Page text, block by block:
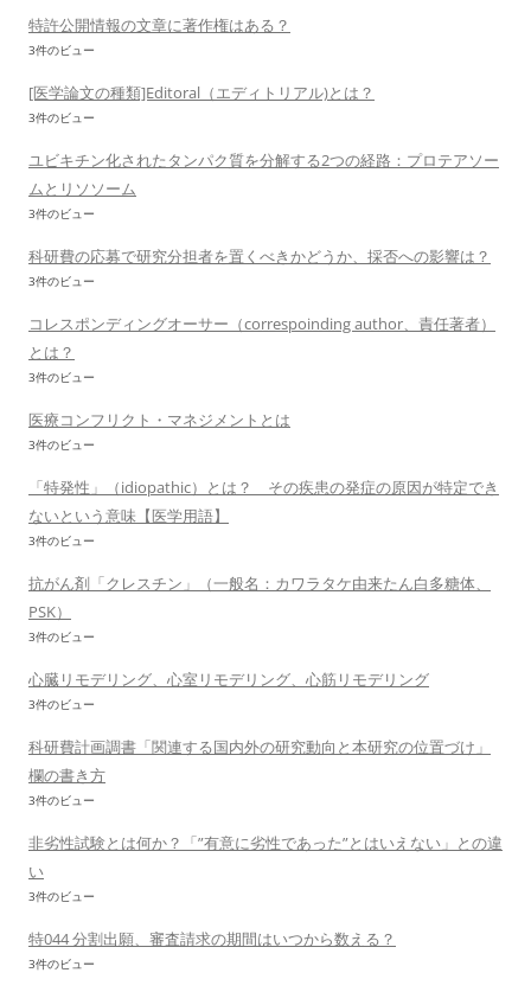
特許公開情報の文章に著作権はある？
3件のビュー
[医学論文の種類]Editoral（エディトリアル)とは？
3件のビュー
ユビキチン化されたタンパク質を分解する2つの経路：プロテアソー
ムとリソソーム
3件のビュー
科研費の応募で研究分担者を置くべきかどうか、採否への影響は？
3件のビュー
コレスポンディングオーサー（correspoinding author、責任著者）
とは？
3件のビュー
医療コンフリクト・マネジメントとは
3件のビュー
「特発性」（idiopathic）とは？ その疾患の発症の原因が特定でき
ないという意味【医学用語】
3件のビュー
抗がん剤「クレスチン」（一般名：カワラタケ由来たん白多糖体、
PSK）
3件のビュー
心臓リモデリング、心室リモデリング、心筋リモデリング
3件のビュー
科研費計画調書「関連する国内外の研究動向と本研究の位置づけ」
欄の書き方
3件のビュー
非劣性試験とは何か？「”有意に劣性であった”とはいえない」との違
い
3件のビュー
特044 分割出願、審査請求の期間はいつから数える？
3件のビュー